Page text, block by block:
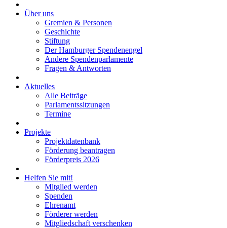
Über uns
Gremien & Personen
Geschichte
Stiftung
Der Hamburger Spendenengel
Andere Spendenparlamente
Fragen & Antworten
Aktuelles
Alle Beiträge
Parlamentssitzungen
Termine
Projekte
Projektdatenbank
Förderung beantragen
Förderpreis 2026
Helfen Sie mit!
Mitglied werden
Spenden
Ehrenamt
Förderer werden
Mitgliedschaft verschenken